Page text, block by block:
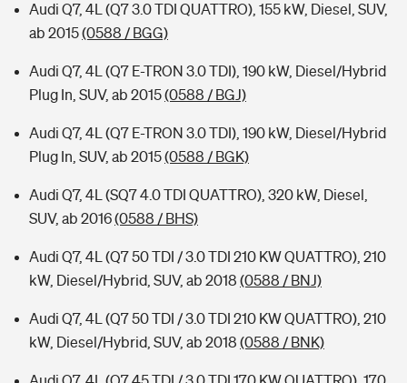
Audi Q7, 4L (Q7 3.0 TDI QUATTRO), 155 kW, Diesel, SUV,
ab 2015(0588 / BGG)
Audi Q7, 4L (Q7 E-TRON 3.0 TDI), 190 kW, Diesel/Hybrid
Plug In, SUV, ab 2015(0588 / BGJ)
Audi Q7, 4L (Q7 E-TRON 3.0 TDI), 190 kW, Diesel/Hybrid
Plug In, SUV, ab 2015(0588 / BGK)
Audi Q7, 4L (SQ7 4.0 TDI QUATTRO), 320 kW, Diesel,
SUV, ab 2016(0588 / BHS)
Audi Q7, 4L (Q7 50 TDI / 3.0 TDI 210 KW QUATTRO), 210
kW, Diesel/Hybrid, SUV, ab 2018 (0588 / BNJ)
Audi Q7, 4L (Q7 50 TDI / 3.0 TDI 210 KW QUATTRO), 210
kW, Diesel/Hybrid, SUV, ab 2018 (0588 / BNK)